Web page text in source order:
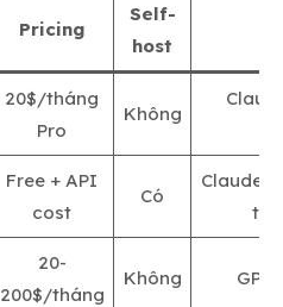
Pricing
Self-
host
20$/tháng
Pro
Không
Free + API
cost
Có
Claude/
tùy
20-
200$/tháng
Không